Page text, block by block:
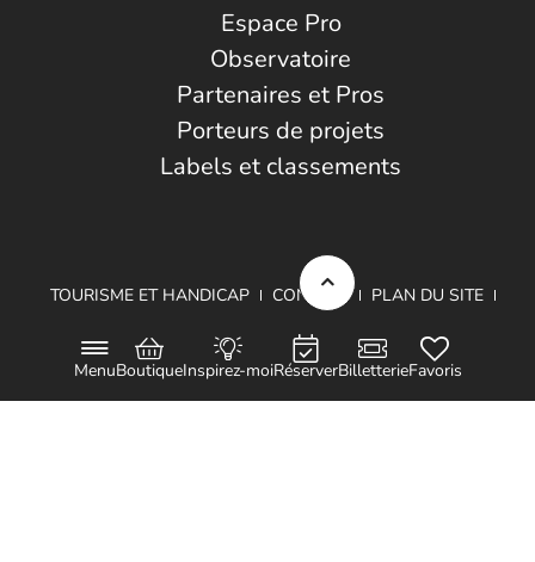
MenuBoutiqueInspirez-moiRéserverBilletterieFavoris
Espace Pro
Observatoire
Partenaires et Pros
Porteurs de projets
Labels et classements
TOURISME ET HANDICAP CONTACT
PLAN DU SITE